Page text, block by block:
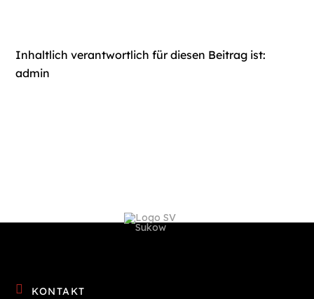
Inhaltlich verantwortlich für diesen Beitrag ist:
admin
KONTAKT